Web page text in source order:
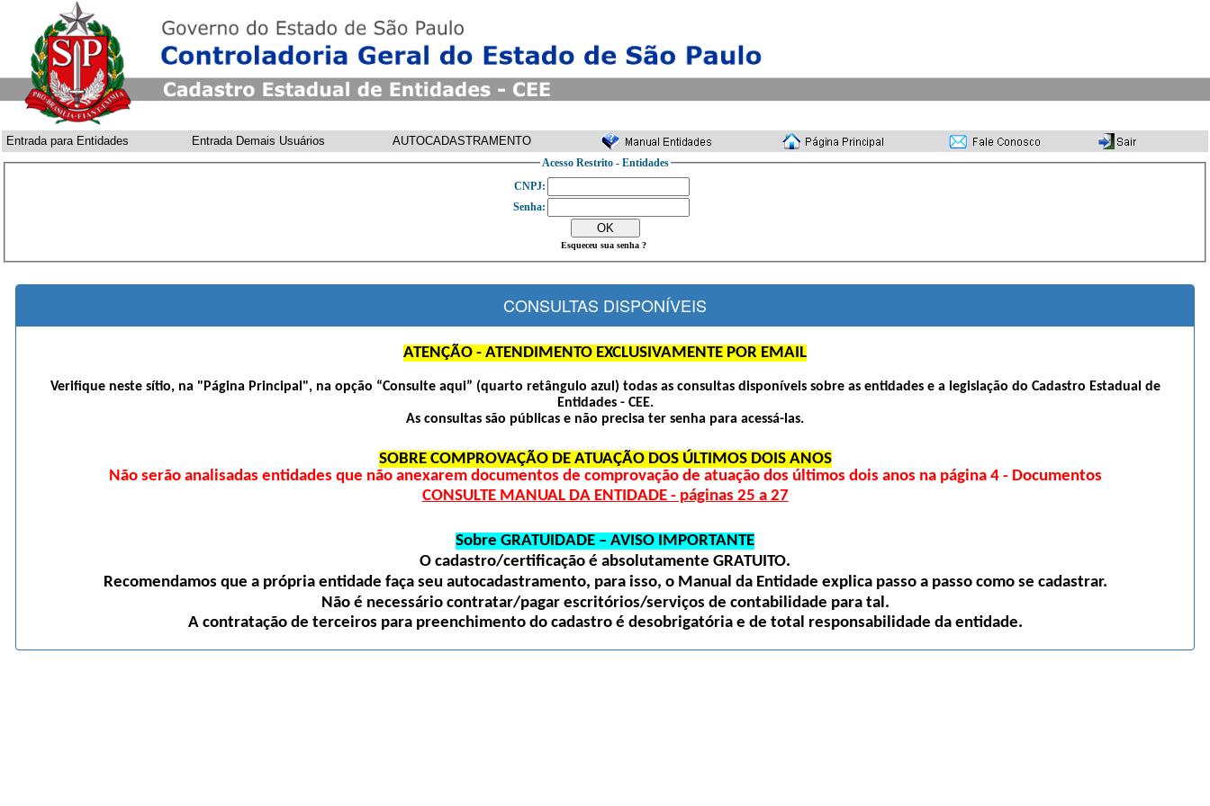
Entrada para Entidades Entrada Demais Usuários AUTOCADASTRAMENTO
Acesso Restrito - Entidades
CNPJ:
Senha:
Esqueceu sua senha ?
CONSULTAS DISPONÍVEIS
ATENÇÃO - ATENDIMENTO EXCLUSIVAMENTE POR EMAIL
Verifique neste sítio, na "Página Principal", na opção “Consulte aqui” (quarto retângulo azul) todas as consultas disponíveis sobre as entidades e a legislação do Cadastro Estadual de
Entidades - CEE.
As consultas são públicas e não precisa ter senha para acessá-las.
SOBRE COMPROVAÇÃO DE ATUAÇÃO DOS ÚLTIMOS DOIS ANOS
Não serão analisadas entidades que não anexarem documentos de comprovação de atuação dos últimos dois anos na página 4 - Documentos
CONSULTE MANUAL DA ENTIDADE - páginas 25 a 27
Sobre GRATUIDADE – AVISO IMPORTANTE
O cadastro/certificação é absolutamente GRATUITO.
Recomendamos que a própria entidade faça seu autocadastramento, para isso, o Manual da Entidade explica passo a passo como se cadastrar.
Não é necessário contratar/pagar escritórios/serviços de contabilidade para tal.
A contratação de terceiros para preenchimento do cadastro é desobrigatória e de total responsabilidade da entidade.